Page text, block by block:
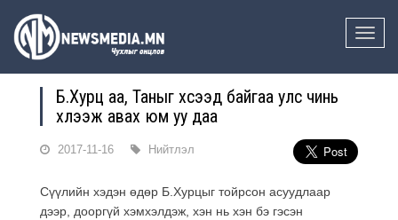
Toggle
Б.Хурц аа, Таныг хүсээд байгаа улс чинь
хүлээж авах юм уу даа
2017-11-16 Нийтлэл
Сүүлийн хэдэн өдөр Б.Хурцыг тойрсон асуудлаар
дээр, дооргүй хэмхэлдэж, хэн нь хэн бэ гэсэн